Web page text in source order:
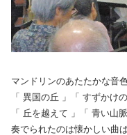
マンドリンのあたたかな音
「 異国の丘 」「 すずかけの
「 丘を越えて 」「 青い山
奏でられたのは懐かしい曲